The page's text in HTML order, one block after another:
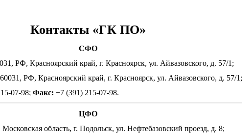
Контакты «ГК ПО»
СФО
РФ, Красноярский край, г. Красноярск, ул. Айвазовского, д. 57/1;
РФ, Красноярский край, г. Красноярск, ул. Айвазовского, д. 57/1;
07-98; Факс: +7 (391) 215-07-98.
ЦФО
Московская область, г. Подольск, ул. Нефтебазовский проезд, д. 8;